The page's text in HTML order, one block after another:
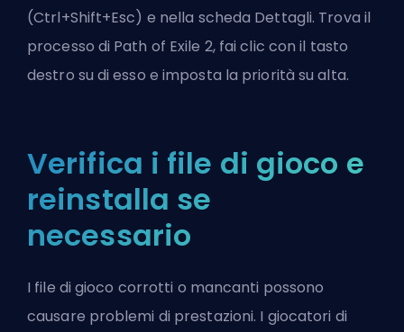
(Ctrl+Shift+Esc) e nella scheda Dettagli. Trova il
processo di Path of Exile 2, fai clic con il tasto
destro su di esso e imposta la priorità su alta.
Verifica i file di gioco e
reinstalla se
necessario
I file di gioco corrotti o mancanti possono
causare problemi di prestazioni. I giocatori di